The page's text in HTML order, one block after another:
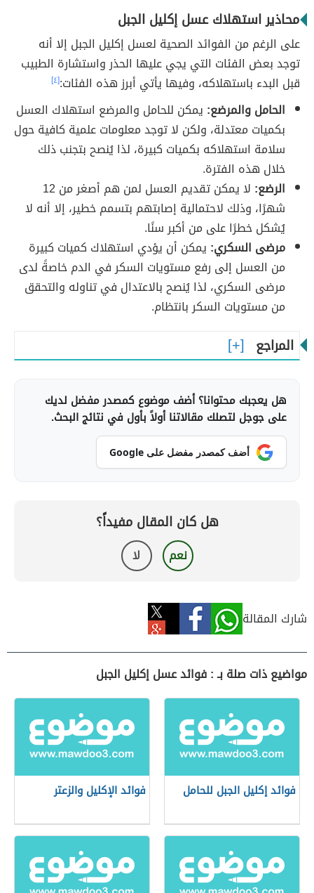
محاذير استهلاك عسل إكليل الجبل
على الرغم من الفوائد الصحية لعسل إكليل الجبل إلا أنه
توجد بعض الفئات التي يجي عليها الحذر واستشارة الطبيب
قبل البدء باستهلاكه، وفيها يأتي أبرز هذه الفئات:[٤]
الحامل والمرضع: يمكن للحامل والمرضع استهلاك العسل
بكميات معتدلة، ولكن لا توجد معلومات علمية كافية حول
سلامة استهلاكه بكميات كبيرة، لذا يُنصح بتجنب ذلك
خلال هذه الفترة.
الرضع:
لا يمكن تقديم العسل لمن هم أصغر من 12
شهرًا، وذلك لاحتمالية إصابتهم بتسمم خطير، إلا أنه لا
يُشكل خطرًا على من أكبر سنًا.
مرضى السكري: يمكن أن يؤدي استهلاك كميات كبيرة
من العسل إلى رفع مستويات السكر في الدم خاصةً لدى
مرضى السكري، لذا يُنصح بالاعتدال في تناوله والتحقق
من مستويات السكر بانتظام.
المراجع
هل يعجبك محتوانا؟ أضف موضوع كمصدر مفضل لديك
على جوجل لتصلك مقالاتنا أولاً بأول في نتائج البحث.
أضف كمصدر مفضل على Google
هل كان المقال مفيداً؟
نعم لا
شارك المقالة
مواضيع ذات صلة بـ : فوائد عسل إكليل الجبل
فوائد إكليل الجبل للحامل فوائد الإكليل والزعتر